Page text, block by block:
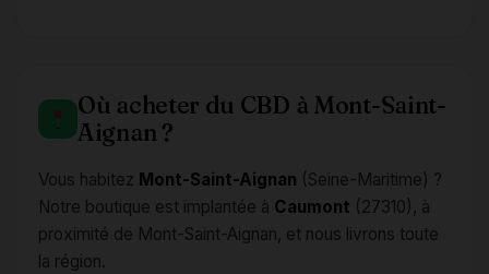
Où acheter du CBD à Mont-Saint-
Aignan ?
Vous habitez Mont-Saint-Aignan (Seine-Maritime) ?
Notre boutique est implantée à Caumont (27310), à
proximité de Mont-Saint-Aignan, et nous livrons toute
la région.